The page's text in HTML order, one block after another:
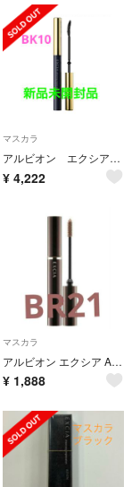
マスカラ
アルビオン エクシア アリューリングマスカラ BK10
¥ 4,222
マスカラ
アルビオン エクシア AL パーフェクト アイブロウマスカラ BR21
¥ 1,888